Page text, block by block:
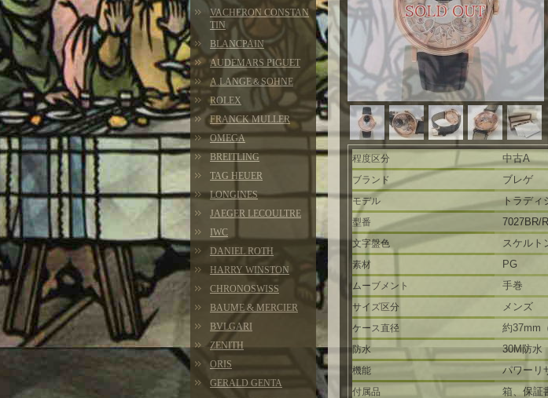
VACHERON CONSTAN
TIN
BLANCPAIN
AUDEMARS PIGUET
A.LANGE＆SOHNE
ROLEX
FRANCK MULLER
OMEGA
BREITLING
TAG HEUER
LONGINES
JAEGER LECOULTRE
IWC
DANIEL ROTH
HARRY WINSTON
CHRONOSWISS
BAUME & MERCIER
BVLGARI
ZENITH
ORIS
GERALD GENTA
程度区分 中古A
ブランド ブレゲ
モデル トラディ
型番 7027BR/
文字盤色 スケルト
素材 PG
ムーブメント 手巻
サイズ区分 メンズ
ケース直径 約37mm
防水 30M防水
機能 パワーリ
付属品 箱、保証